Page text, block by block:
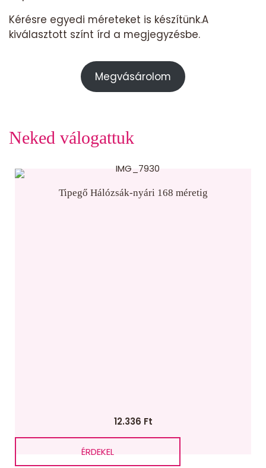
Kérésre egyedi méreteket is készítünk.A
kiválasztott színt írd a megjegyzésbe.
Megvásárolom
Neked válogattuk
Tipegő Hálózsák-nyári 168 méretig
12.336 Ft
ÉRDEKEL